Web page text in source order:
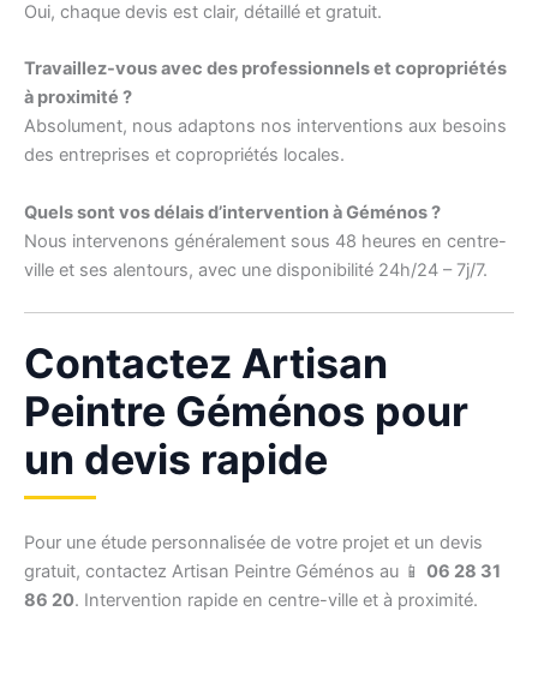
Oui, chaque devis est clair, détaillé et gratuit.
Travaillez-vous avec des professionnels et copropriétés
à proximité ?
Absolument, nous adaptons nos interventions aux besoins
des entreprises et copropriétés locales.
Quels sont vos délais d’intervention à Géménos ?
Nous intervenons généralement sous 48 heures en centre-
ville et ses alentours, avec une disponibilité 24h/24 – 7j/7.
Contactez Artisan
Peintre Géménos pour
un devis rapide
Pour une étude personnalisée de votre projet et un devis
gratuit, contactez Artisan Peintre Géménos au 📱 06 28 31
86 20. Intervention rapide en centre-ville et à proximité.